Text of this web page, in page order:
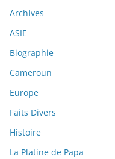
Archives
ASIE
Biographie
Cameroun
Europe
Faits Divers
Histoire
La Platine de Papa